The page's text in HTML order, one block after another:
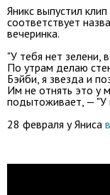
Яникс выпустил
соответствует
вечеринка.
"У тебя нет зелени,
По утрам делаю
Бэйби, я звезда и
Им не отнять это у
подытоживает, — "У
28 февраля у Яниса